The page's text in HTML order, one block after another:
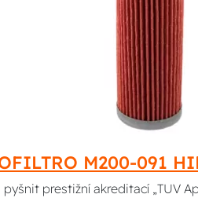
M200-091
prestižní akreditací „TUV